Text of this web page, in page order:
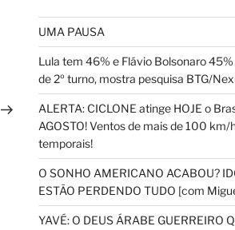
Próximo
UMA PAUSA
Lula tem 46% e Flávio Bolsonaro
de 2º turno, mostra pesquisa BTG/
ALERTA: CICLONE atinge HOJE o
AGOSTO! Ventos de mais de 100 km/
temporais!
O SONHO AMERICANO ACABOU?
ESTÃO PERDENDO TUDO [com
YAVÉ: O DEUS ÁRABE GUERREIRO